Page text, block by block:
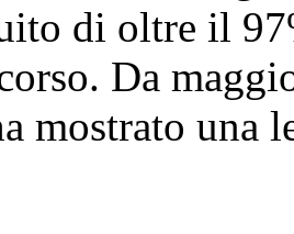
di oltre il
Da
mostrato una